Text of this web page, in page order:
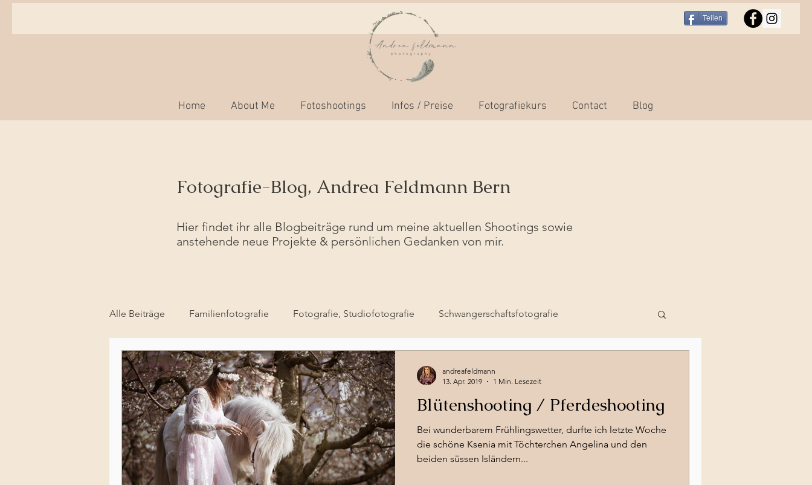
Teilen
Home About Me Fotoshootings Infos / Preise Fotografiekurs Contact Blog
Fotografie-Blog, Andrea Feldmann Bern
Hier findet ihr alle Blogbeiträge rund um meine aktuellen Shootings sowie
anstehende neue Projekte & persönlichen Gedanken von mir.
Alle Beiträge Familienfotografie Fotografie, Studiofotografie Schwangerschaftsfotografie
Babyfotografie, Kinderfotos Fotokamera-Grundkurs
Hochzeitsfotografie Bern Mensch/Tierfotografie Hochzeitsfotografie Newbornshooting Bern
Fotografie-Workshop Loslegen Ihre Community Pferdefotografie Menschtierfotografie
Blütenshooting / Pferdeshooting
Bei wunderbarem Frühlingswetter, durfte ich letzte Woche
die schöne Ksenia mit Töchterchen Angelina und den
beiden süssen Isländern...
andreafeldmann
13. Apr. 2019
1 Min. Lesezeit